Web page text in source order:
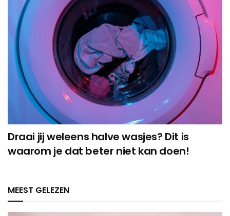
Draai jij weleens halve wasjes? Dit is
waarom je dat beter niet kan doen!
MEEST GELEZEN